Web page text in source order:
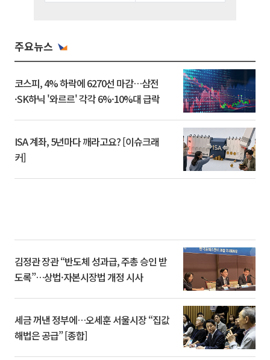
주요뉴스
코스피, 4% 하락에 6270선 마감…삼전
·SK하닉 '와르르' 각각 6%·10%대 급락
ISA 계좌, 5년마다 깨라고요? [이슈크래
커]
김정관 장관 “반도체 성과급, 주총 승인 받
도록”…상법·자본시장법 개정 시사
세금 꺼낸 정부에…오세훈 서울시장 “집값
해법은 공급” [종합]